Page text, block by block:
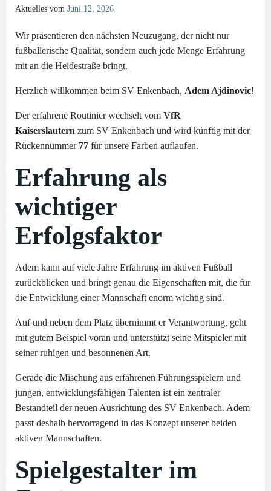
Aktuelles vom Juni 12, 2026
Wir präsentieren den nächsten Neuzugang, der nicht nur
fußballerische Qualität, sondern auch jede Menge Erfahrung
mit an die Heidestraße bringt.
Herzlich willkommen beim SV Enkenbach, Adem Ajdinovic!
Der erfahrene Routinier wechselt vom VfR
Kaiserslautern zum SV Enkenbach und wird künftig mit der
Rückennummer 77 für unsere Farben auflaufen.
Erfahrung als
wichtiger
Erfolgsfaktor
Adem kann auf viele Jahre Erfahrung im aktiven Fußball
zurückblicken und bringt genau die Eigenschaften mit, die für
die Entwicklung einer Mannschaft enorm wichtig sind.
Auf und neben dem Platz übernimmt er Verantwortung, geht
mit gutem Beispiel voran und unterstützt seine Mitspieler mit
seiner ruhigen und besonnenen Art.
Gerade die Mischung aus erfahrenen Führungsspielern und
jungen, entwicklungsfähigen Talenten ist ein zentraler
Bestandteil der neuen Ausrichtung des SV Enkenbach. Adem
passt deshalb hervorragend in das Konzept unserer beiden
aktiven Mannschaften.
Spielgestalter im